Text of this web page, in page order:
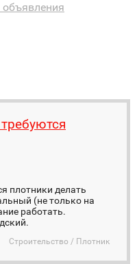
объявления
плотники делать
(не только на
работать.
Строительство / Плотник